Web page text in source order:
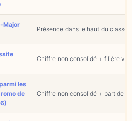
Major
Présence dans le haut du
Chiffre non consolidé + filière
les
de
Chiffre non consolidé + part de